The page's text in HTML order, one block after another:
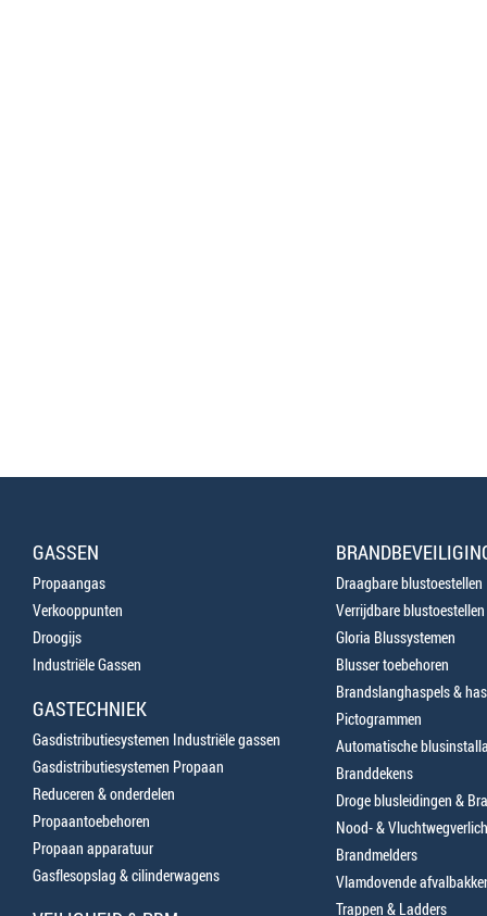
GASSEN
Propaangas
Verkooppunten
Droogijs
Industriële Gassen
GASTECHNIEK
Gasdistributiesystemen Industriële gassen
Gasdistributiesystemen Propaan
Reduceren & onderdelen
Propaantoebehoren
Propaan apparatuur
Gasflesopslag & cilinderwagens
Draagbare blustoestellen
Verrijdbare blustoestellen
Gloria Blussystemen
Blusser toebehoren
Brandslanghaspels &
Pictogrammen
Automatische
Branddekens
Droge blusleidingen &
Nood- &
Brandmelders
Vlamdovende
Trappen & Ladders